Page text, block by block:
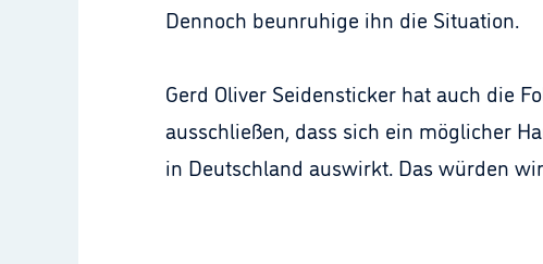
Dennoch beunruhige ihn die Situation.
Gerd Oliver Seidensticker hat auch die
ausschließen, dass sich ein möglicher
in Deutschland auswirkt. Das würden